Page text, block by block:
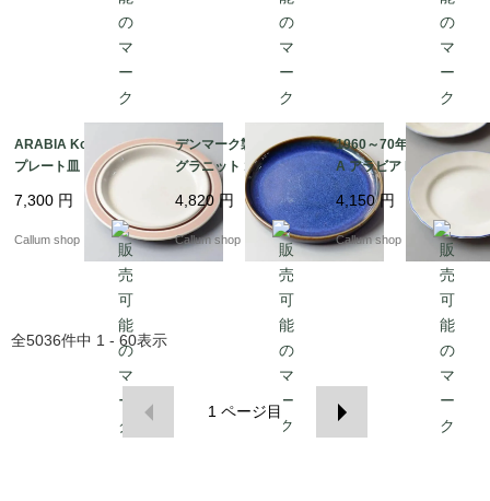
ARABIA Koralli 20cm
プレート皿 アラビア コ
ラーリ コーラリ 北欧食
器 フィンランド 北欧
ヴィンテージ アンティ
7,300 円
Callum shop
デンマーク製 SOHOLM
グラニット 18cm プレ
ート お皿 スーホルム G
RANIT 北欧食器 北欧雑
貨 ヴィンテージ アンテ
ィーク_it4252
4,820 円
Callum shop
1960～70年代 ARABI
A アラビア Lilja 17cm
プレート お皿 リリヤ L
aila Hakala 北欧 食器
フィンランド 陶器 ヴィ
ンテージ_it4701
4,150円
Callum shop
全5036件中 1 - 60表示
1 ページ目